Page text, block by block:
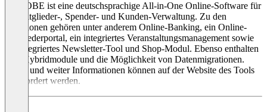
SEWOBE ist eine deutschsprachige All-in-One Online-Software für
die Mitglieder-, Spender- und Kunden-Verwaltung. Zu den
Funktionen gehören unter anderem Online-Banking, ein Online-
Mitgliederportal, ein integriertes Veranstaltungsmanagement sowie
ein integriertes Newsletter-Tool und Shop-Modul. Ebenso enthalten
sind Hybridmodule und die Möglichkeit von Datenmigrationen.
Preise und weiter Informationen können auf der Website des Tools
angefordert werden.